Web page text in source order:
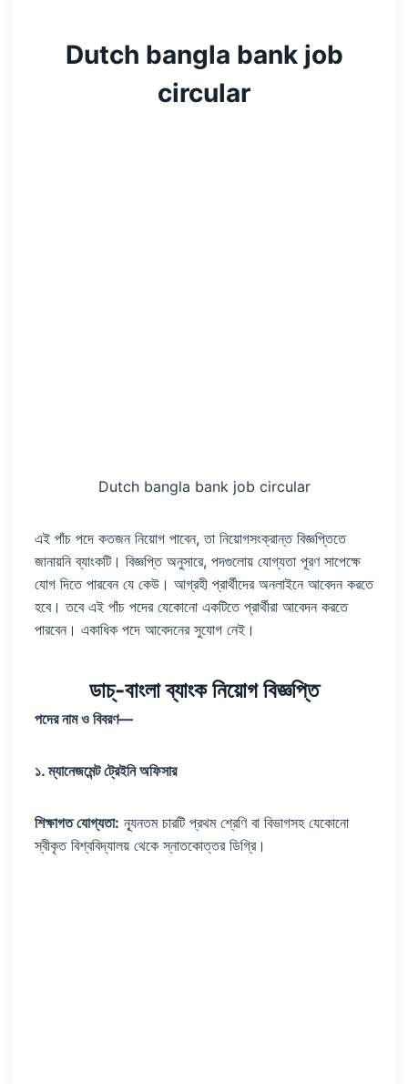
Dutch bangla bank job
circular
Dutch bangla bank job circular
এই পাঁচ পদে কতজন নিয়োগ পাবেন, তা নিয়োগসংক্রান্ত বিজ্ঞপ্তিতে
জানায়নি ব্যাংকটি। বিজ্ঞপ্তি অনুসারে, পদগুলোয় যোগ্যতা পূরণ সাপেক্ষে
যোগ দিতে পারবেন যে কেউ। আগ্রহী প্রার্থীদের অনলাইনে আবেদন করতে
হবে। তবে এই পাঁচ পদের যেকোনো একটিতে প্রার্থীরা আবেদন করতে
পারবেন। একাধিক পদে আবেদনের সুযোগ নেই।
ডাচ্‌-বাংলা ব্যাংক নিয়োগ বিজ্ঞপ্তি
পদের নাম ও বিবরণ—
১. ম্যানেজমেন্ট ট্রেইনি অফিসার
শিক্ষাগত যোগ্যতা: ন্যূনতম চারটি প্রথম শ্রেণি বা বিভাগসহ যেকোনো
স্বীকৃত বিশ্ববিদ্যালয় থেকে স্নাতকোত্তর ডিগ্রি।